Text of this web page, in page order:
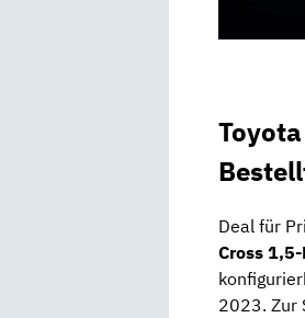
Deal für
Cross
2023. Zur